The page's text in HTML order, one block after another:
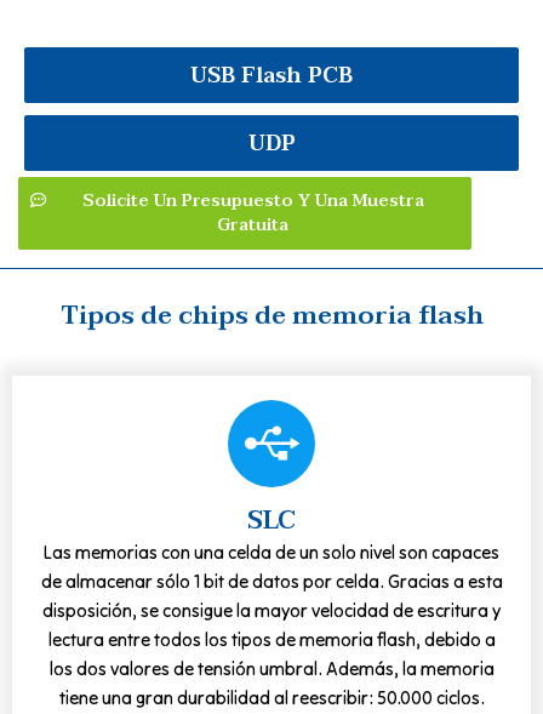
USB Flash PCB
UDP
Solicite Un Presupuesto Y Una Muestra
Gratuita
Tipos de chips de memoria flash
SLC
Las memorias con una celda de un solo nivel son capaces
de almacenar sólo 1 bit de datos por celda. Gracias a esta
disposición, se consigue la mayor velocidad de escritura y
lectura entre todos los tipos de memoria flash, debido a
los dos valores de tensión umbral. Además, la memoria
tiene una gran durabilidad al reescribir: 50.000 ciclos.